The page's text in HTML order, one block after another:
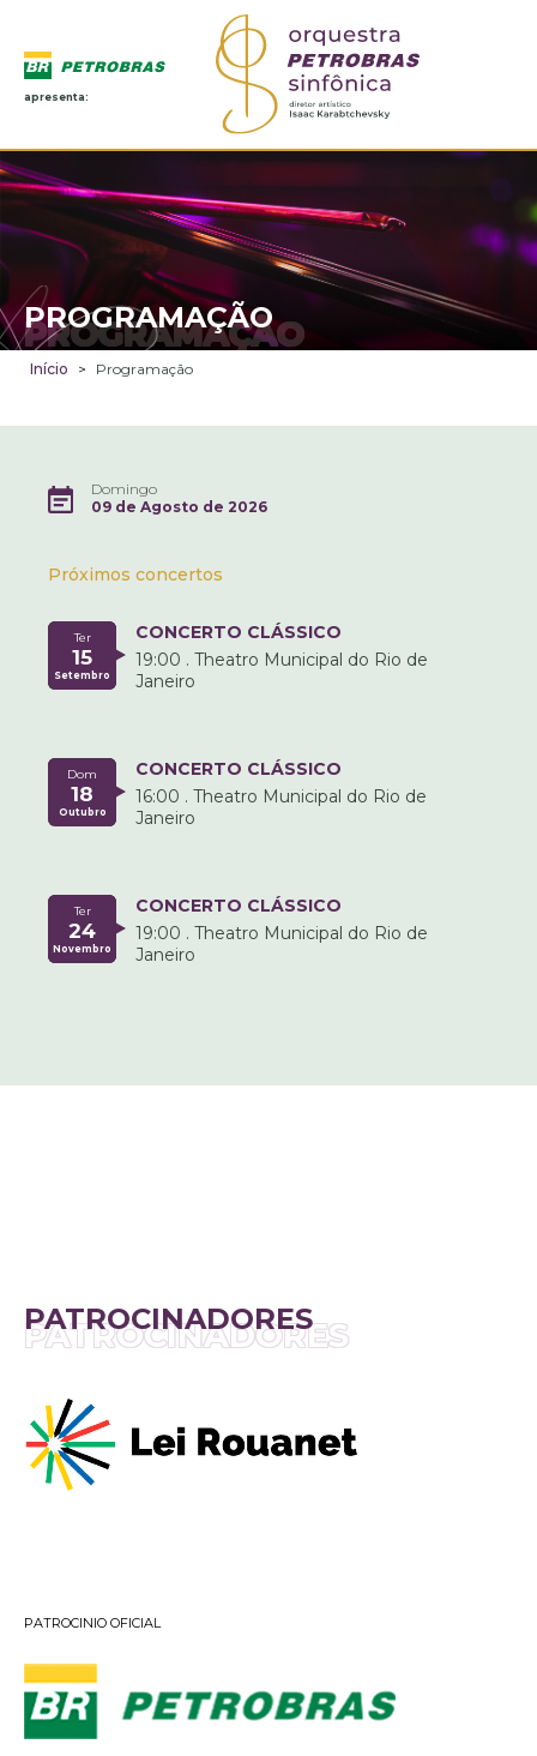
apresenta:
PROGRAMAÇÃO
PROGRAMAÇÃO
Início > Programação
Domingo
09 de Agosto de 2026
Próximos concertos
Ter
15
Setembro
CONCERTO CLÁSSICO
19:00 . Theatro Municipal do Rio de
Janeiro
Dom
18
Outubro
CONCERTO CLÁSSICO
16:00 . Theatro Municipal do Rio de
Janeiro
Ter
24
Novembro
CONCERTO CLÁSSICO
19:00 . Theatro Municipal do Rio de
Janeiro
PATROCINADORES
PATROCINADORES
PATROCINIO OFICIAL